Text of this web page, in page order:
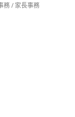
務/ 家長事務